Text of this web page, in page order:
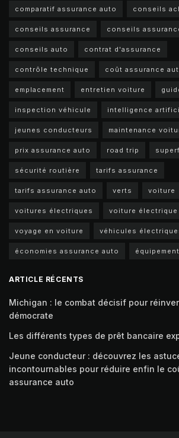
comparatif assurance auto conseils
conseils assurance conseils
conseils auto contrat d'assurance
contrôle technique coût assurance
emplacement entretien voiture
inspection véhicule intelligence
jeunes conducteurs maintenance
prix assurance auto road trip
sécurité routière tarifs assurance
tarifs assurance auto verts voiture
voitures électriques voiture électrique
voyage en voiture véhicules
économies assurance auto
ARTICLE RÉCENTS
Michigan : le combat décisif pour
démocrate
Les différents types de prêt bancaire
Jeune conducteur : découvrez les
incontournables pour réduire enfin le
assurance auto